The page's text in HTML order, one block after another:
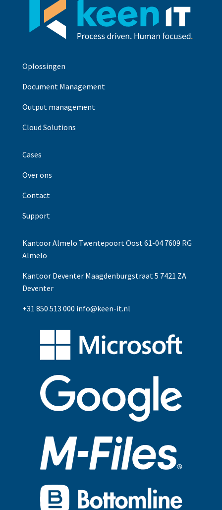
Oplossingen
Document Management
Output management
Cloud Solutions
Cases
Over ons
Contact
Support
Kantoor Almelo Twentepoort Oost 61-04 7609 RG
Almelo
Kantoor Deventer Maagdenburgstraat 5 7421 ZA
Deventer
+31 850 513 000 info@keen-it.nl